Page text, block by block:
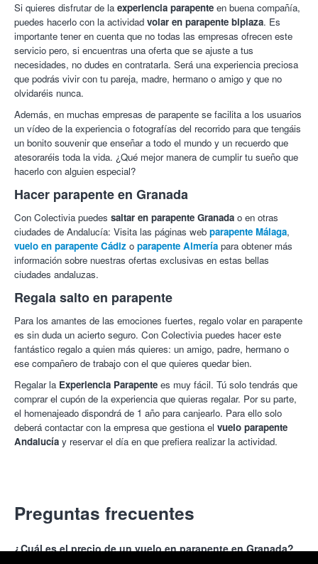
Si quieres disfrutar de la experiencia parapente en buena compañía,
puedes hacerlo con la actividad volar en parapente biplaza. Es
importante tener en cuenta que no todas las empresas ofrecen este
servicio pero, si encuentras una oferta que se ajuste a tus
necesidades, no dudes en contratarla. Será una experiencia preciosa
que podrás vivir con tu pareja, madre, hermano o amigo y que no
olvidaréis nunca.
Además, en muchas empresas de parapente se facilita a los usuarios
un vídeo de la experiencia o fotografías del recorrido para que tengáis
un bonito souvenir que enseñar a todo el mundo y un recuerdo que
atesoraréis toda la vida. ¿Qué mejor manera de cumplir tu sueño que
hacerlo con alguien especial?
Hacer parapente en Granada
Con Colectivia puedes saltar en parapente Granada o en otras
ciudades de Andalucía: Visita las páginas web parapente Málaga,
vuelo en parapente Cádiz o parapente Almería para obtener más
información sobre nuestras ofertas exclusivas en estas bellas
ciudades andaluzas.
Regala salto en parapente
Para los amantes de las emociones fuertes, regalo volar en parapente
es sin duda un acierto seguro. Con Colectivia puedes hacer este
fantástico regalo a quien más quieres: un amigo, padre, hermano o
ese compañero de trabajo con el que quieres quedar bien.
Regalar la Experiencia Parapente es muy fácil. Tú solo tendrás que
comprar el cupón de la experiencia que quieras regalar. Por su parte,
el homenajeado dispondrá de 1 año para canjearlo. Para ello solo
deberá contactar con la empresa que gestiona el vuelo parapente
Andalucía y reservar el día en que prefiera realizar la actividad.
Preguntas frecuentes
¿Cuál es el precio de un vuelo en parapente en Granada?